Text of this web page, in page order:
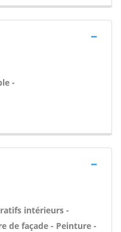
-
intérieurs -
de façade - Peinture -